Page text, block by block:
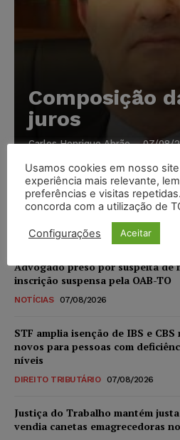
Composição
juros
Carlos Henrique Abrão - 07/08/
Meta é alvo de denúncia após
sexual infantil gerado por IA
plataformas
NOTÍCIAS 07/08/2026
Advogado preso por suspeita de
inscrição suspensa pela OAB-TO
NOTÍCIAS 07/08/2026
STF amplia isenção de IBS e
novos para pessoas com
níveis
DIREITO TRIBUTÁRIO 07/08/2026
Justiça do Trabalho mantém
vendia canetas emagrecedoras
Usamos cookies em nosso
experiência mais relevante,
preferências e visitas
concorda com a utilização de
Configurações Aceitar